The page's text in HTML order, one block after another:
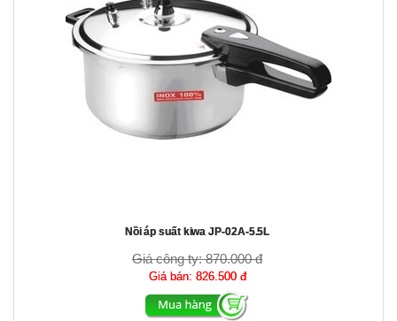
Nồi áp suất kiwa JP-02A-5.5L
Giá công ty:870.000 đ
Giá bán: 826.500 đ